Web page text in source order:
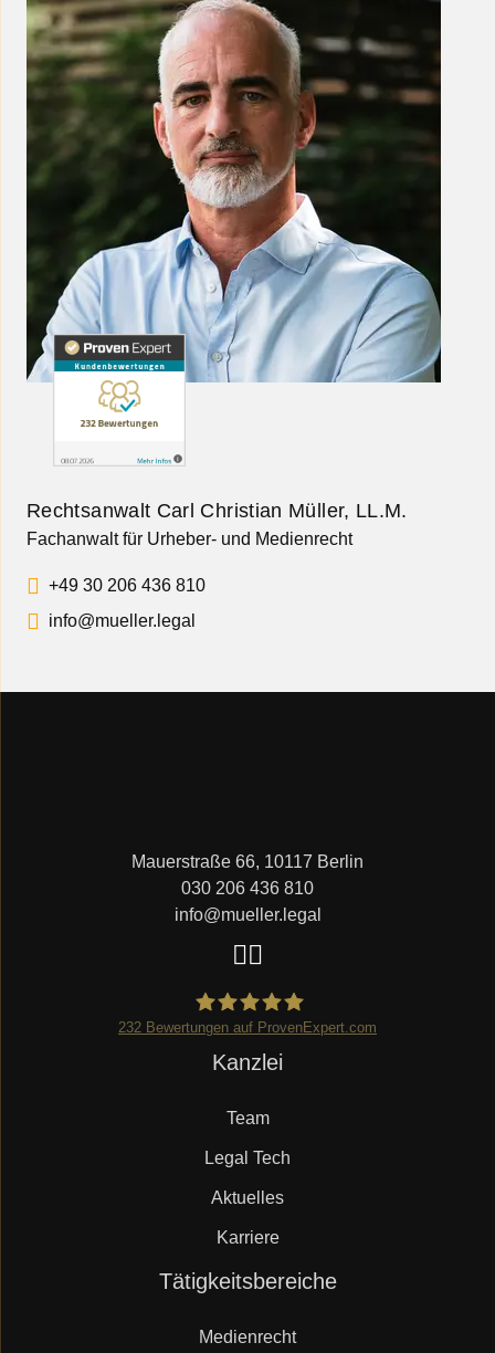
Rechtsanwalt Carl Christian Müller, LL.M.
Fachanwalt für Urheber- und Medienrecht
+49 30 206 436 810
info@mueller.legal
Mauerstraße 66, 10117 Berlin
030 206 436 810
info@mueller.legal
Mueller.legal
232 Bewertungen auf ProvenExpert.com
Kanzlei
Team
Legal Tech
Aktuelles
Karriere
Tätigkeitsbereiche
Medienrecht